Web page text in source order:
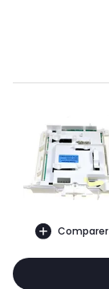
Comparer